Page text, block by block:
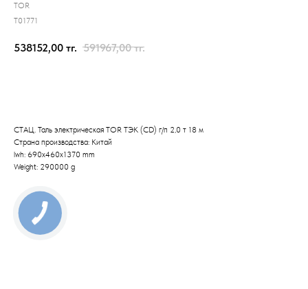
TOR
T01771
538152,00 тг. 591967,00 тг.
СТАЦ. Таль электрическая TOR ТЭК (CD) г/п 2,0 т 18 м
Страна производства: Китай
lwh: 690x460x1370 mm
Weight: 290000 g